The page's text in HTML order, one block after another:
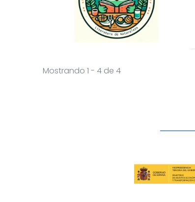
Mostrando 1 - 4 de 4